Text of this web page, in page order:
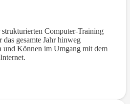
Computer-Training
gesamte Jahr hinweg
und Können im Umgang mit dem